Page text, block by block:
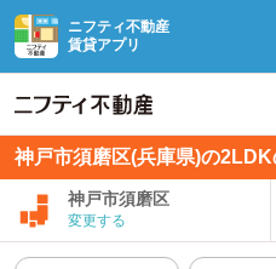
ニフティ不動産
賃貸アプリ
神戸市須磨区(兵庫県)の
神戸市須磨区
変更する